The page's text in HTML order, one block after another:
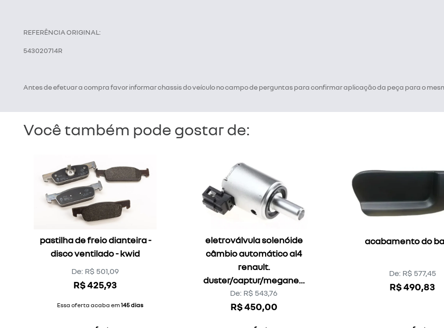
REFERÊNCIA ORIGINAL:
543020714R
Antes de efetuar a compra favor informar chassis do veículo no campo de perguntas para confirmar aplicação da peça para o
Você também pode gostar de:
pastilha de freio dianteira -
disco ventilado - kwid
De: R$ 501,09
R$ 425,93
Essa oferta acaba em145 dias
eletroválvula solenóide
câmbio automático al4
renault.
duster/captur/megane...
De: R$ 543,76
R$ 450,00
acabamento do
De: R$ 577,45
R$ 490,83